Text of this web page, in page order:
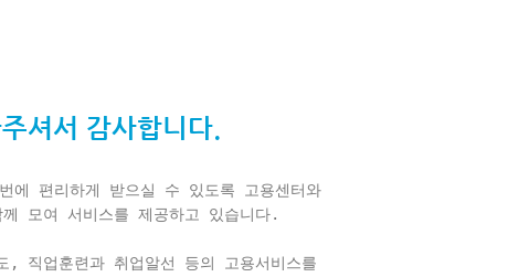
셔서 감사합니다.
에 편리하게 받으실 수 있도록 고용센터와
모여 서비스를 제공하고 있습니다.
, 직업훈련과 취업알선 등의 고용서비스를